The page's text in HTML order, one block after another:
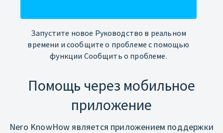
Запустите новое Руководство в реальном
времени и сообщите о проблеме с помощью
функции Сообщить о проблеме.
Помощь через мобильное
приложение
Nero KnowHow является приложением поддержки